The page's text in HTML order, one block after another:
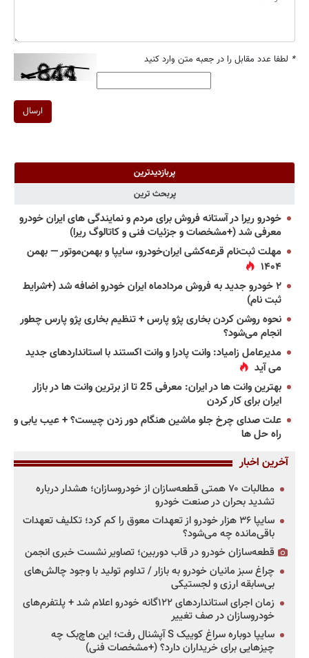
* لطفا عدد مقابل را در جعبه متن وارد کنید
ارسال
پربازدیدترین
پربحث ترین
خودرو ریرا در آستانه فروش برای مردم و نمایندگی های ایران خودرو
معرفی شد (+مشخصات و جزئیات فنی و کاتالوگ ریرا)
مهلت ثبت‌نام قرعه‌کشی ایران‌خودرو، سایپا و بهمن‌موتور — بهمن
۱۴۰۴
۲ خودرو جدید به فروش مردادماه ایران خودرو اضافه شد (+شرایط
ثبت نام)
نحوه روشن کردن بخاری پژو پارس + تنظیم بخاری پژو پارس چطور
انجام می‌شود؟
مدیرعامل زامیاد: وانت پادرا و وانت اکستند با استانداردهای جدید
می آید
بهترین وانت ها در ایران: معرفی 25 تا از برترین وانت ها در بازار
ایران برای کار کردن
علت صدای چرخ جلو ماشین هنگام دور زدن چیست؟ + عیب یابی و
راه حل ها
آخرین اخبار
مطالبات ۷۰ همتی قطعه‌سازان از خودروسازان؛ هشدار درباره
تشدید بحران در صنعت خودرو
سایپا ۳۶ هزار خودرو از تعهدات معوق را کم کرد؛ تکلیف تعهدات
باقی‌مانده چه می‌شود؟
قطعه‌سازان خودرو در قاب دوربین؛ تصاویر نشست خبری انجمن
چراغ سبز مانیان خودرو به بازار / تداوم تولید با وجود چالش‌های
بی‌سابقه ارزی و لجستیکی
زمان اجرای استانداردهای ۱۲۲گانه خودرو اعلام شد + پلتفرم‌های
خودروسازان در صف تغییر
سایپا دوباره سراغ کوییک S آپشنال رفت؛ این هاچ‌بک چه
چیزهایی برای خریداران دارد؟ (+مشخصات فنی)